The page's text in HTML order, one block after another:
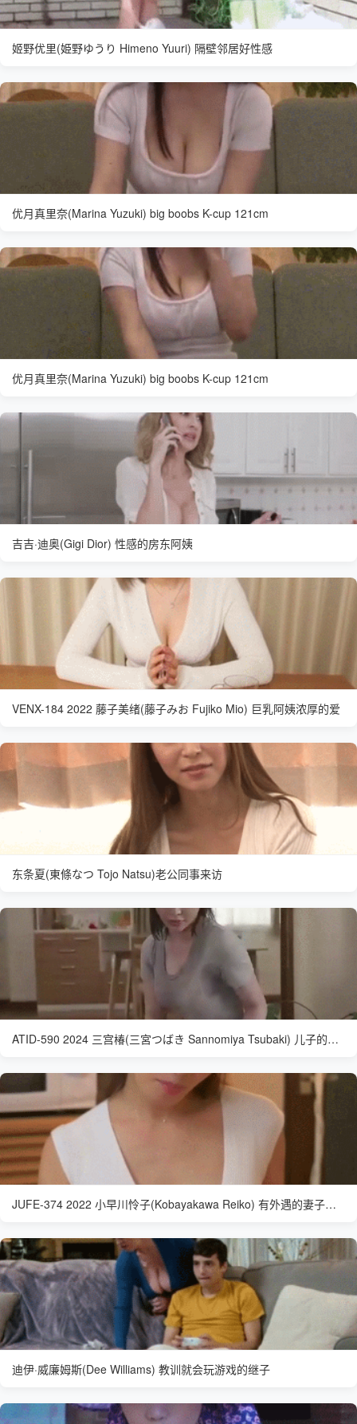
姬野优里(姫野ゆうり Himeno Yuuri) 隔壁邻居好性感
优月真里奈(Marina Yuzuki) big boobs K-cup 121cm
优月真里奈(Marina Yuzuki) big boobs K-cup 121cm
吉吉·迪奥(Gigi Dior) 性感的房东阿姨
VENX-184 2022 藤子美绪(藤子みお Fujiko Mio) 巨乳阿姨浓厚的爱
东条夏(東條なつ Tojo Natsu)老公同事来访
ATID-590 2024 三宫椿(三宮つばき Sannomiya Tsubaki) 儿子的足球教练
JUFE-374 2022 小早川怜子(Kobayakawa Reiko) 有外遇的妻子气色好了不少
迪伊·威廉姆斯(Dee Williams) 教训就会玩游戏的继子